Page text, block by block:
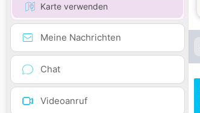
Karte verwenden
Meine Nachrichten
Chat
Videoanruf